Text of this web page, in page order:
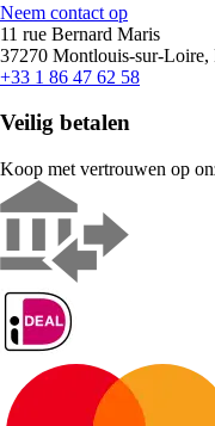
Neem contact op
11 rue Bernard Maris
37270 Montlouis-sur-
+33 1 86 47 62 58
Veilig betalen
Koop met vertrouwen op